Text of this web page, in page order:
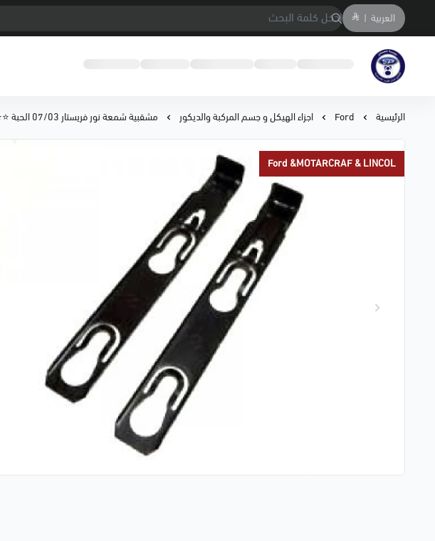
العربية |
متجر المحمادي لقطع السيارات
الرئيسية Ford اجزاء الهيكل و جسم المركبة والديكور مشقبية شمعة نور فريستار 07/03 الحبة ⭐⭐⭐
Ford &MOTARCRAF & LINCOL